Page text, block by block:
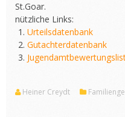
St.Goar.
nützliche Links:
Urteilsdatenbank
Gutachterdatenbank
Heiner Creydt